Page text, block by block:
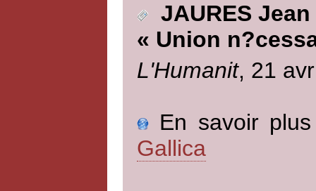
JAURES Jean
« Union
L'Humanit, 21
En savoir
Gallica